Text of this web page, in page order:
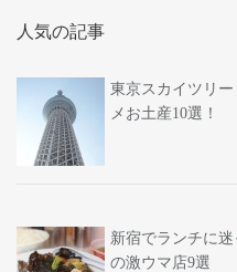
人気の記事
東京スカイツリ
メお土産10選！
新宿でランチに
の激ウマ店9選